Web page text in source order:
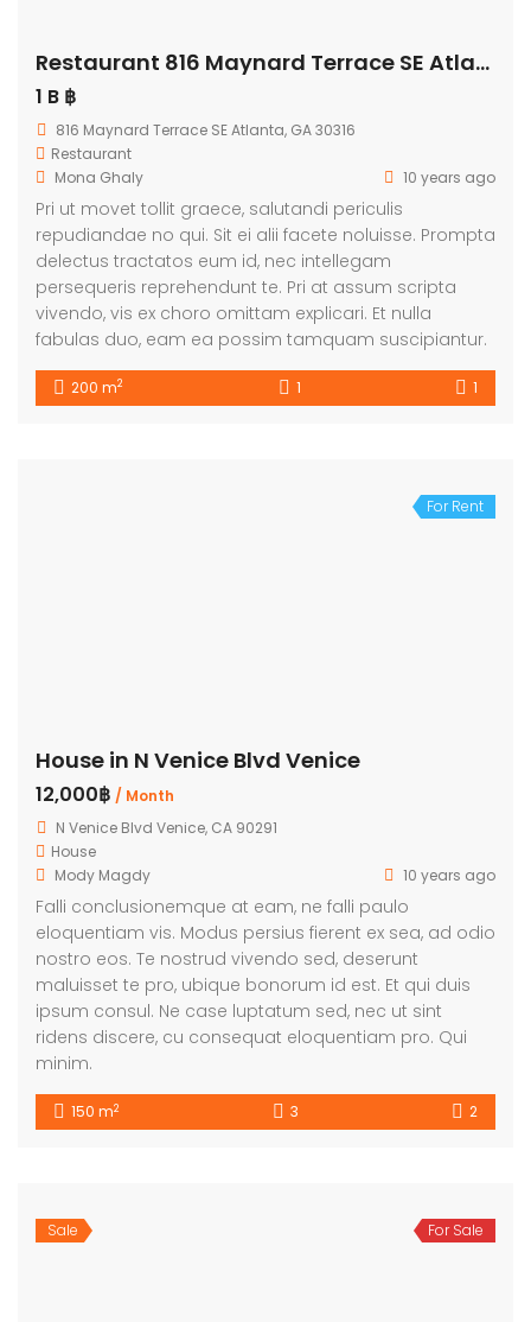
Restaurant 816 Maynard Terrace SE Atlanta
1 B ฿
816 Maynard Terrace SE Atlanta, GA 30316
Restaurant
Mona Ghaly
10 years ago
Pri ut movet tollit graece, salutandi periculis
repudiandae no qui. Sit ei alii facete noluisse. Prompta
delectus tractatos eum id, nec intellegam
persequeris reprehendunt te. Pri at assum scripta
vivendo, vis ex choro omittam explicari. Et nulla
fabulas duo, eam ea possim tamquam suscipiantur.
200 m2 1 1
For Rent
House in N Venice Blvd Venice
12,000฿ / Month
N Venice Blvd Venice, CA 90291
House
Mody Magdy
10 years ago
Falli conclusionemque at eam, ne falli paulo
eloquentiam vis. Modus persius fierent ex sea, ad odio
nostro eos. Te nostrud vivendo sed, deserunt
maluisset te pro, ubique bonorum id est. Et qui duis
ipsum consul. Ne case luptatum sed, nec ut sint
ridens discere, cu consequat eloquentiam pro. Qui
minim.
150 m2 3 2
Sale For Sale